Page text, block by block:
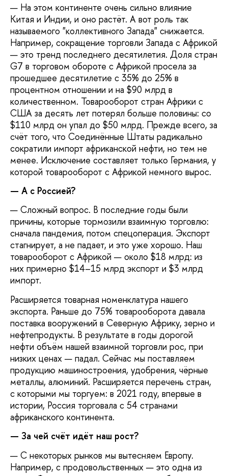
— На этом континенте очень сильно влияние
Китая и Индии, и оно растёт. А вот роль так
называемого "коллективного Запада" снижается.
Например, сокращение торговли Запада с Африкой
— это тренд последнего десятилетия. Доля стран
G7 в торговом обороте с Африкой просела за
прошедшее десятилетие с 35% до 25% в
процентном отношении и на $90 млрд в
количественном. Товарооборот стран Африки с
США за десять лет потерял больше половины: со
$110 млрд он упал до $50 млрд. Прежде всего, за
счёт того, что Соединённые Штаты радикально
сократили импорт африканской нефти, но тем не
менее. Исключение составляет только Германия, у
которой товарооборот с Африкой немного вырос.
— А с Россией?
— Сложный вопрос. В последние годы были
причины, которые тормозили взаимную торговлю:
сначала пандемия, потом спецоперация. Экспорт
стагнирует, а не падает, и это уже хорошо. Наш
товарооборот с Африкой — около $18 млрд: из
них примерно $14–15 млрд экспорт и $3 млрд
импорт.
Расширяется товарная номенклатура нашего
экспорта. Раньше до 75% товарооборота давала
поставка вооружений в Северную Африку, зерно и
нефтепродукты. В результате в годы дорогой
нефти объём нашей взаимной торговли рос, при
низких ценах — падал. Сейчас мы поставляем
продукцию машиностроения, удобрения, чёрные
металлы, алюминий. Расширяется перечень стран,
с которыми мы торгуем: в 2021 году, впервые в
истории, Россия торговала с 54 странами
африканского континента.
— За чей счёт идёт наш рост?
— С некоторых рынков мы вытесняем Европу.
Например, с продовольственных — это одна из